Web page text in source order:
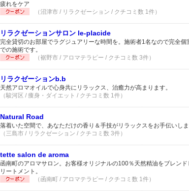
疲れをケア
（沼津市 / リラクゼーション / クチコミ数 1件）
リラクゼーションサロン le-placide
完全貸切のお部屋でラグジュアリーな時間を。施術者1名なので完全個
での施術です。
（裾野市 / アロマテラピー / クチコミ数 3件）
リラクゼーションb.b
天然アロマオイルで心身共にリラックス、治癒力が高まります。
（駿河区 / 痩身・ダイエット / クチコミ数 1件）
Natural Road
落着いた空間で、あなただけの香り＆手技がリラックスをお手伝いしま
（三島市 / リラクゼーション / クチコミ数 3件）
tette salon de aroma
函南町のアロマサロン。お客様オリジナルの100％天然精油をブレンド
リートメント。
（函南町 / アロマテラピー / クチコミ数 1件）